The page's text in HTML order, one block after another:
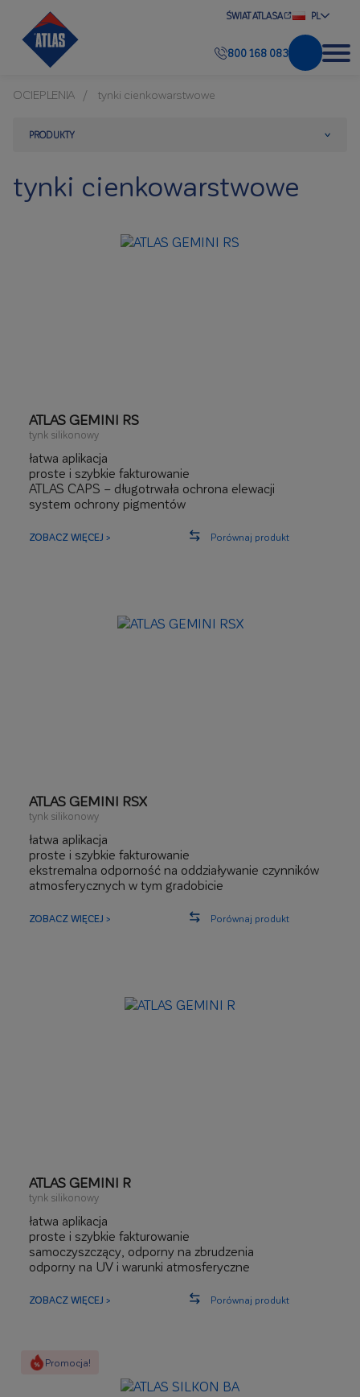
ŚWIAT ATLASA PL
800 168 083
OCIEPLENIA tynki cienkowarstwowe
PRODUKTY
tynki cienkowarstwowe
ATLAS GEMINI RS
tynk silikonowy
łatwa aplikacja
proste i szybkie fakturowanie
ATLAS CAPS – długotrwała ochrona elewacji
system ochrony pigmentów
ZOBACZ WIĘCEJ > Porównaj produkt
ATLAS GEMINI RSX
tynk silikonowy
łatwa aplikacja
proste i szybkie fakturowanie
ekstremalna odporność na oddziaływanie czynników
atmosferycznych w tym gradobicie
odporność na zabrudzenia
ZOBACZ WIĘCEJ > Porównaj produkt
ATLAS GEMINI R
tynk silikonowy
łatwa aplikacja
proste i szybkie fakturowanie
samoczyszczący, odporny na zbrudzenia
odporny na UV i warunki atmosferyczne
elastyczny
ZOBACZ WIĘCEJ > Porównaj produkt
Promocja!